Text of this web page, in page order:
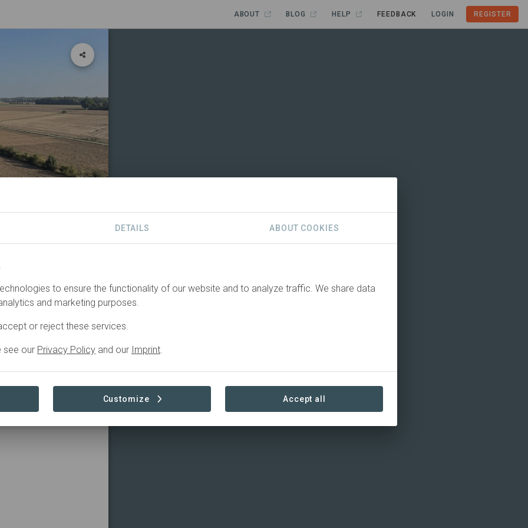
ABOUT BLOG HELP FEEDBACK LOGIN REGISTER
Weg in eine
TenneT danach,
größer denn
nachhaltig zu
DETAILS ABOUT COOKIES
to ensure the functionality of our website and to analyze traffic. We share data
and marketing purposes.
or reject these services.
see our Privacy Policy and our Imprint.
Customize Accept all